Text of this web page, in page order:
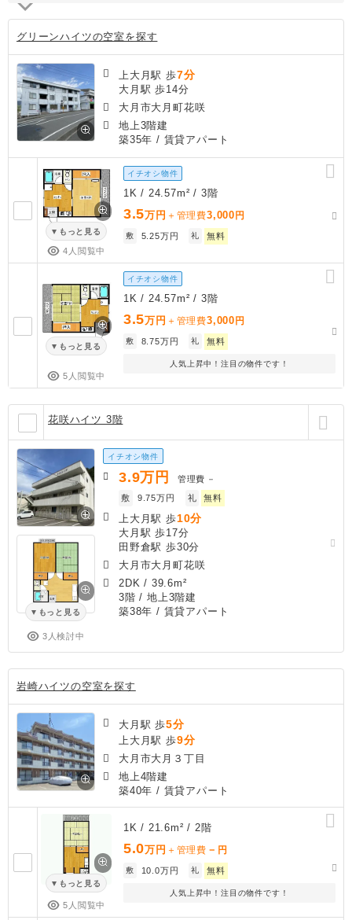
グリーンハイツの空室を探す
上大月駅 歩7分
大月駅 歩14分
大月市大月町花咲
地上3階建
築35年 / 賃貸アパート
もっと見る
4人閲覧中
イチオシ物件
1K / 24.57m² / 3階
3.5万円 ＋管理費3,000 円
敷 5.25万円 礼 無料
もっと見る
5人閲覧中
イチオシ物件
1K / 24.57m² / 3階
3.5万円 ＋管理費3,000 円
敷 8.75万円 礼 無料
人気上昇中！注目の物件です！
花咲ハイツ 3階
もっと見る
3人検討中
イチオシ物件
3.9万円 管理費 －
敷
9.75万円 礼 無料
上大月駅 歩10分
大月駅 歩17分
田野倉駅 歩30分
大月市大月町花咲
2DK / 39.6m²
3階 / 地上3階建
築38年 / 賃貸アパート
岩崎ハイツの空室を探す
大月駅 歩5分
上大月駅 歩9分
大月市大月３丁目
地上4階建
築40年 / 賃貸アパート
もっと見る
5人閲覧中
1K / 21.6m² / 2階
5.0万円 ＋管理費 － 円
敷 10.0万円 礼 無料
人気上昇中！注目の物件です！